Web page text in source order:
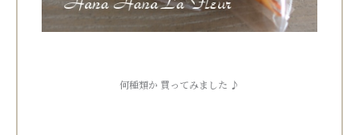
何種類か 買ってみました ♪